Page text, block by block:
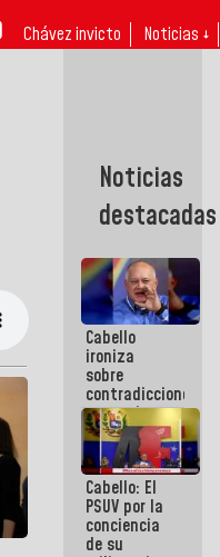
Chávez invicto Noticias ↓
Noticias
destacadas
Cabello
ironiza
sobre
contradicciones
y mentiras
de María
Machado:
¡Créanle!
Cabello: El
PSUV por la
conciencia
de su